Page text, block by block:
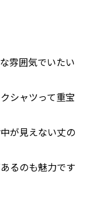
雰囲気でいたい
シャツって重宝
が見えない丈の
るのも魅力です